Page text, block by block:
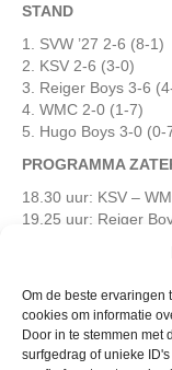
Om de beste
cookies om informatie
Door in te stemmen
surfgedrag of unieke
STAND
1. SVW ’27 2-6 (8-1)
2. KSV 2-6 (3-0)
3. Reiger Boys 3-6
4. WMC 2-0 (1-7)
5. Hugo Boys 3-0 (0-
PROGRAMMA
18.30 uur: KSV –
19.25 uur: Reiger
21.15 uur: SVW ’27
Zie ook
Foto’s: DP